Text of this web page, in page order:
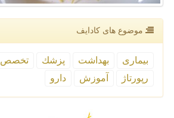
موضوع های كادایف
بیماری بهداشت پزشك تخصص
رپورتاژ
آموزش دارو